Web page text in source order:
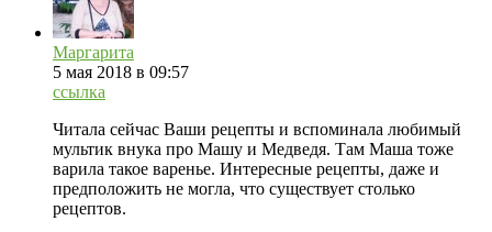
Маргарита
5 мая 2018 в 09:57
ссылка
Читала сейчас Ваши рецепты и вспоминала любимый
мультик внука про Машу и Медведя. Там Маша тоже
варила такое варенье. Интересные рецепты, даже и
предположить не могла, что существует столько
рецептов.